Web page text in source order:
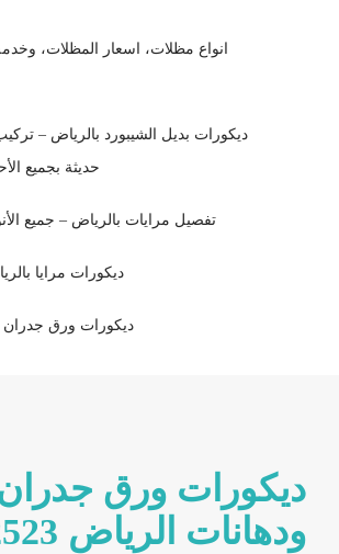
انواع مظلات، اسعار المظلات،
ديكورات بديل الشيبورد بالرياض –
حديثة بجميع الأحياء
تفصيل مرايات بالرياض – جميع الأنواع
ديكورات مرايا بالرياض
ديكورات ورق جدران
ديكورات ورق
ودهانات الرياض 558812523